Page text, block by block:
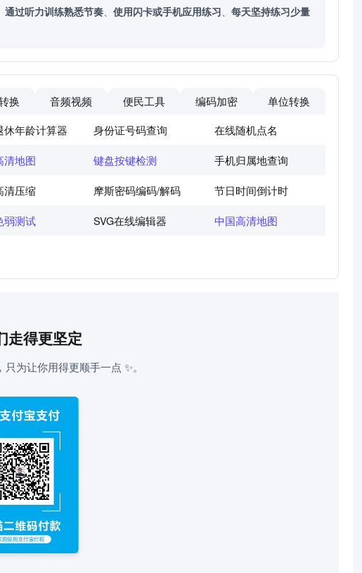
通过听力训练熟悉节奏、 使用闪卡或手机应用练习、 每天坚持练习少量
换 音频视频 便民工具 编码加密
单位转换
休年龄计算器 身份证号码查询 在线随机点名
清地图 键盘按键检测 手机归属地查询
清压缩 摩斯密码编码/解码 节日时间倒计时
弱测试 SVG在线编辑器 中国高清地图
走得更坚定
为让你用得更顺手一点 ✨。